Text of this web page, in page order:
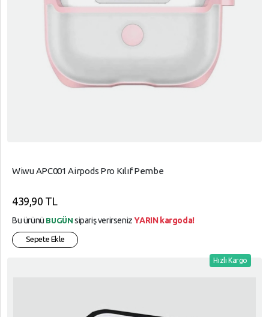
Wiwu APC001 Airpods Pro Kılıf Pembe
439,90 TL
Bu ürünü BUGÜN sipariş verirsenizYARIN kargoda!
Sepete Ekle
Hızlı Kargo